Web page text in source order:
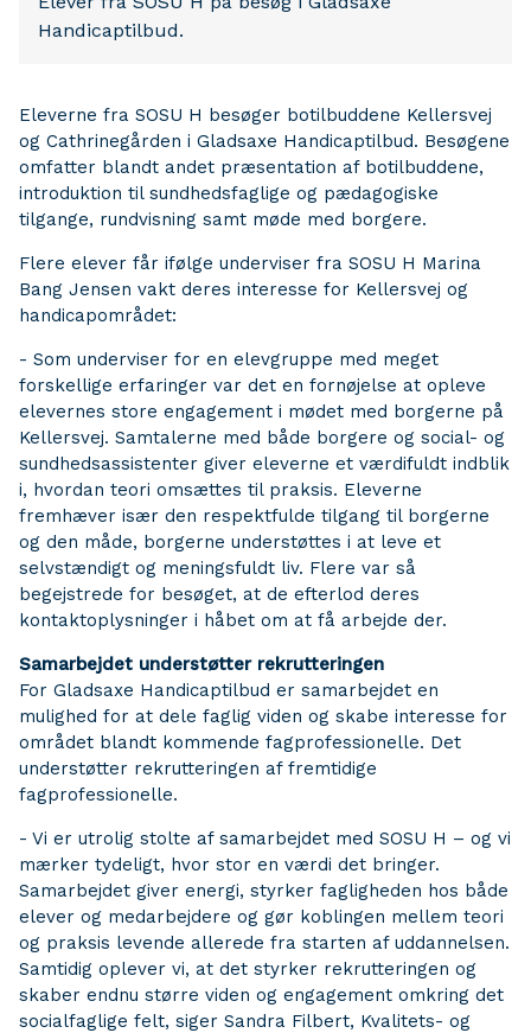
Handicaptilbud.
Eleverne fra SOSU H besøger botilbuddene Kellersvej
og Cathrinegården i Gladsaxe Handicaptilbud. Besøgene
omfatter blandt andet præsentation af botilbuddene,
introduktion til sundhedsfaglige og pædagogiske
tilgange, rundvisning samt møde med borgere.
Flere elever får ifølge underviser fra SOSU H Marina
Bang Jensen vakt deres interesse for Kellersvej og
handicapområdet:
- Som underviser for en elevgruppe med meget
forskellige erfaringer var det en fornøjelse at opleve
elevernes store engagement i mødet med borgerne på
Kellersvej. Samtalerne med både borgere og social- og
sundhedsassistenter giver eleverne et værdifuldt indblik
i, hvordan teori omsættes til praksis. Eleverne
fremhæver især den respektfulde tilgang til borgerne
og den måde, borgerne understøttes i at leve et
selvstændigt og meningsfuldt liv. Flere var så
begejstrede for besøget, at de efterlod deres
kontaktoplysninger i håbet om at få arbejde der.
Samarbejdet understøtter rekrutteringen
For Gladsaxe Handicaptilbud er samarbejdet en
mulighed for at dele faglig viden og skabe interesse for
området blandt kommende fagprofessionelle. Det
understøtter rekrutteringen af fremtidige
fagprofessionelle.
- Vi er utrolig stolte af samarbejdet med SOSU H – og vi
mærker tydeligt, hvor stor en værdi det bringer.
Samarbejdet giver energi, styrker fagligheden hos både
elever og medarbejdere og gør koblingen mellem teori
og praksis levende allerede fra starten af uddannelsen.
Samtidig oplever vi, at det styrker rekrutteringen og
skaber endnu større viden og engagement omkring det
socialfaglige felt, siger Sandra Filbert, Kvalitets- og